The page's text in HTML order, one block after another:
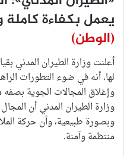
يعمل بكفاءة
(الوطن)
أعلنت وزارة الطيران المدني
لها، أنه في ضوء التطورات
وإغلاق المجالات الجوية
وزارة الطيران المدني أن
وبصورة طبيعية، وأن حركة
منتظمة وآمنة.